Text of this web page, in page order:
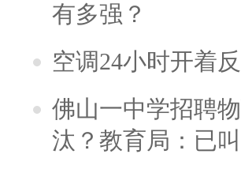
有多强？
空调24小时开着
佛山一中学招聘
汰？教育局：已